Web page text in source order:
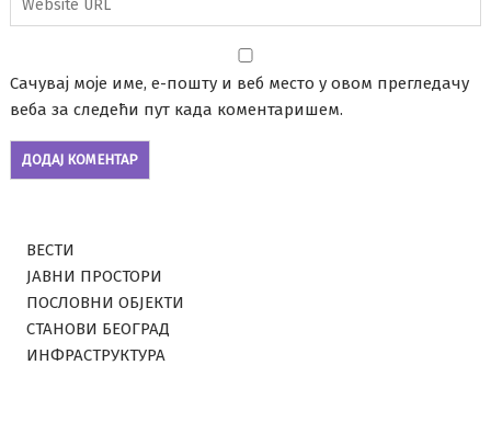
Сачувај моје име, е-пошту и веб место у овом прегледачу
веба за следећи пут када коментаришем.
ВЕСТИ
ЈАВНИ ПРОСТОРИ
ПОСЛОВНИ ОБЈЕКТИ
СТАНОВИ БЕОГРАД
ИНФРАСТРУКТУРА